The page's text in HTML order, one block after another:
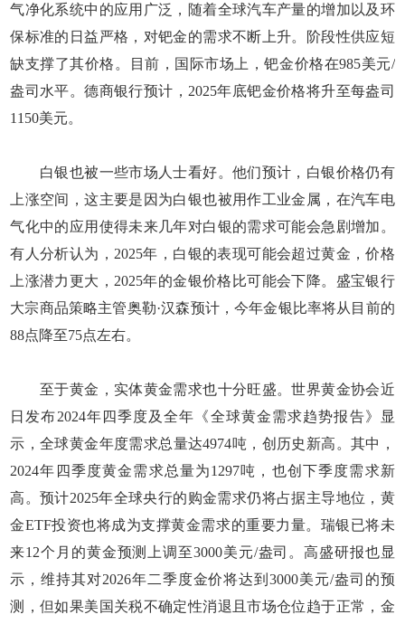
气净化系统中的应用广泛，随着全球汽车产量的增加以及环
保标准的日益严格，对钯金的需求不断上升。阶段性供应短
缺支撑了其价格。目前，国际市场上，钯金价格在985美元/
盎司水平。德商银行预计，2025年底钯金价格将升至每盎司
1150美元。
白银也被一些市场人士看好。他们预计，白银价格仍有
上涨空间，这主要是因为白银也被用作工业金属，在汽车电
气化中的应用使得未来几年对白银的需求可能会急剧增加。
有人分析认为，2025年，白银的表现可能会超过黄金，价格
上涨潜力更大，2025年的金银价格比可能会下降。盛宝银行
大宗商品策略主管奥勒·汉森预计，今年金银比率将从目前的
88点降至75点左右。
至于黄金，实体黄金需求也十分旺盛。世界黄金协会近
日发布2024年四季度及全年《全球黄金需求趋势报告》显
示，全球黄金年度需求总量达4974吨，创历史新高。其中，
2024年四季度黄金需求总量为1297吨，也创下季度需求新
高。预计2025年全球央行的购金需求仍将占据主导地位，黄
金ETF投资也将成为支撑黄金需求的重要力量。瑞银已将未
来12个月的黄金预测上调至3000美元/盎司。高盛研报也显
示，维持其对2026年二季度金价将达到3000美元/盎司的预
测，但如果美国关税不确定性消退且市场仓位趋于正常，金